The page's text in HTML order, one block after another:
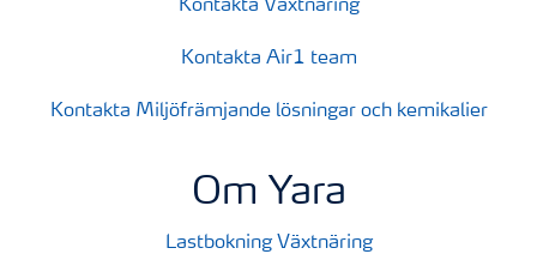
Kontakta Växtnäring
Kontakta Air1 team
Kontakta Miljöfrämjande lösningar och kemikalier
Om Yara
Lastbokning Växtnäring